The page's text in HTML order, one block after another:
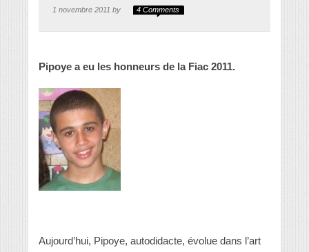
1 novembre 2011 by 4 Comments
Pipoye a eu les honneurs de la Fiac 2011.
Aujourd’hui, Pipoye, autodidacte, évolue dans l’art